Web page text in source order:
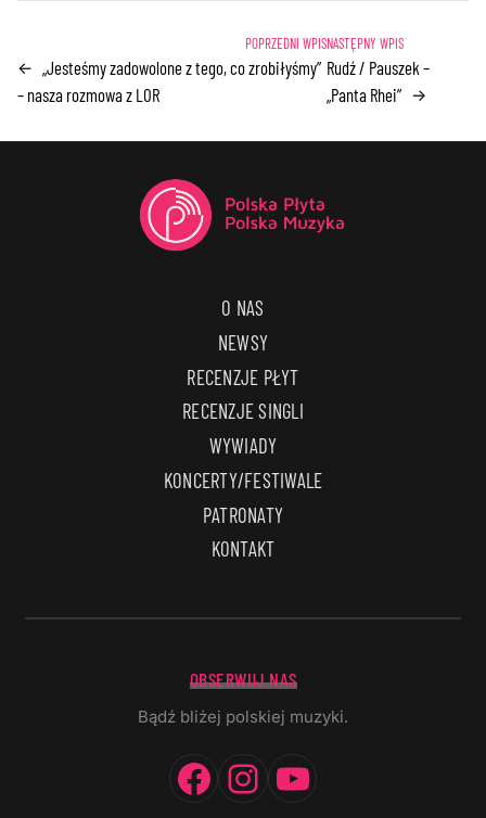
← „Jesteśmy zadowolone z tego, co zrobiłyśmy”
– nasza rozmowa z LOR
Rudź / Pauszek –
„Panta Rhei” →
O NAS
NEWSY
RECENZJE PŁYT
RECENZJE SINGLI
WYWIADY
KONCERTY/FESTIWALE
PATRONATY
KONTAKT
OBSERWUJ NAS
Bądź bliżej polskiej muzyki.
Facebook
Instagram